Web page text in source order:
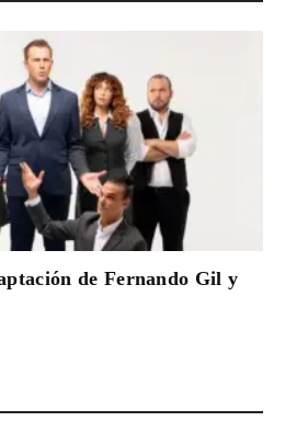
de Fernando Gil y